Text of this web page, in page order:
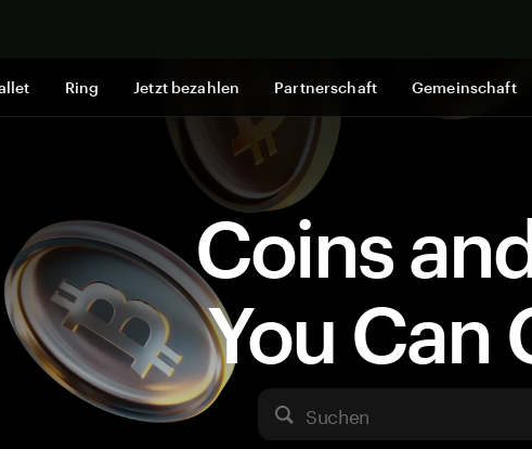
Ring Jetzt bezahlen Partnerschaft Gemeinschaft
Coins
You Can
Suchen